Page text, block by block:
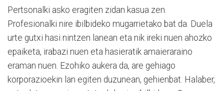
Pertsonalki asko eragiten zidan kasua zen.
Profesionalki nire ibilbideko mugarrietako bat da. Duela
urte gutxi hasi nintzen lanean eta nik ireki nuen ahozko
epaiketa, irabazi nuen eta hasieratik amaieraraino
eraman nuen. Ezohiko aukera da, are gehiago
korporazioekin lan egiten duzunean, gehienbat. Halaber,